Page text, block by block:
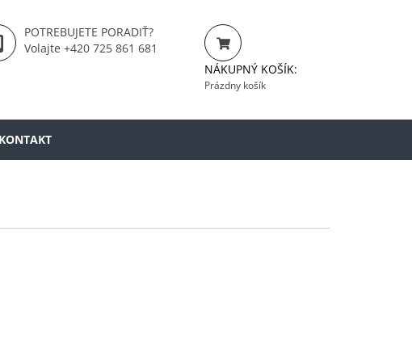
POTREBUJETE PORADIŤ?
Volajte +420 725 861 681
NÁKUPNÝ KOŠÍK:
Prázdny košík
KONTAKT